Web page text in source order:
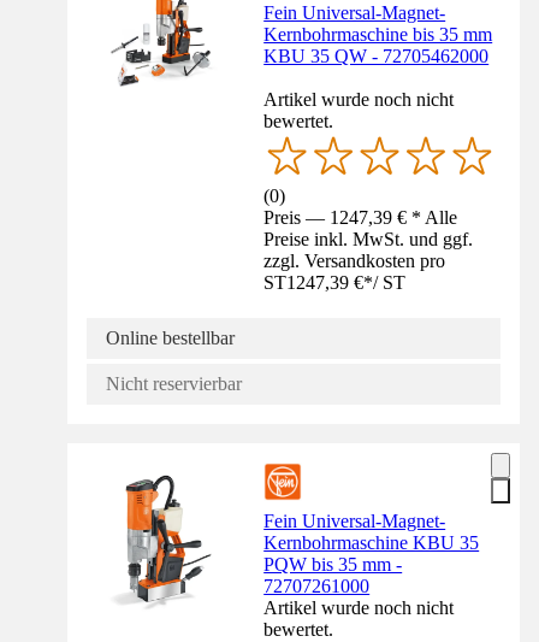
Fein Universal-Magnet-
Kernbohrmaschine bis 35 mm
KBU 35 QW - 72705462000
Artikel wurde noch nicht
bewertet.
(0)
Preis — 1247,39 € * Alle
Preise inkl. MwSt. und ggf.
zzgl. Versandkosten pro
ST1247,39 €*/ ST
Online bestellbar
Nicht reservierbar
Fein Universal-Magnet-
Kernbohrmaschine KBU 35
PQW bis 35 mm -
72707261000
Artikel wurde noch nicht
bewertet.